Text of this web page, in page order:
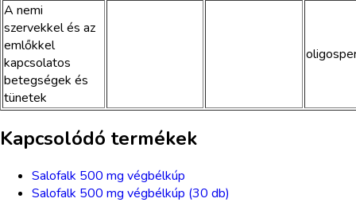
A nemi
szervekkel és az
emlőkkel
kapcsolatos
betegségek és
tünetek
Kapcsolódó termékek
Salofalk 500 mg végbélkúp
Salofalk 500 mg végbélkúp (30 db)